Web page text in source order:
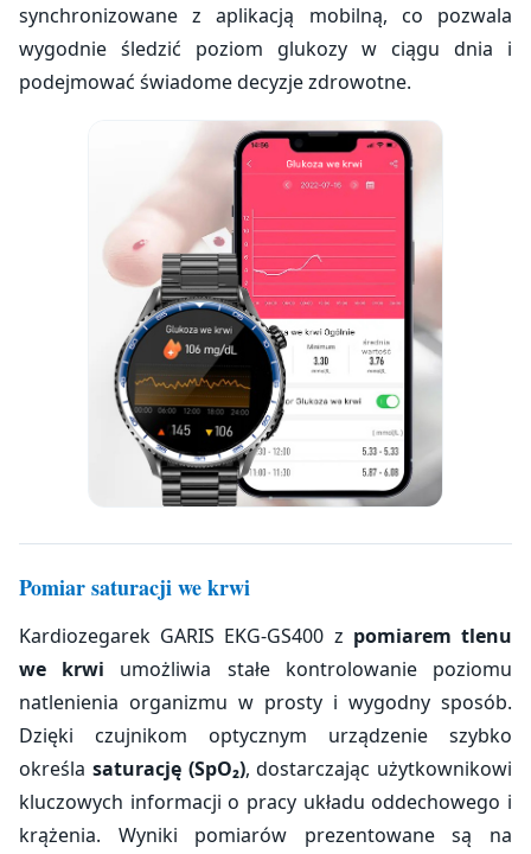
synchronizowane z aplikacją mobilną, co pozwala
wygodnie śledzić poziom glukozy w ciągu dnia i
podejmować świadome decyzje zdrowotne.
Pomiar saturacji we krwi
Kardiozegarek GARIS EKG-GS400 z pomiarem tlenu
we krwi umożliwia stałe kontrolowanie poziomu
natlenienia organizmu w prosty i wygodny sposób.
Dzięki czujnikom optycznym urządzenie szybko
określa saturację (SpO₂), dostarczając użytkownikowi
kluczowych informacji o pracy układu oddechowego i
krążenia. Wyniki pomiarów prezentowane są na